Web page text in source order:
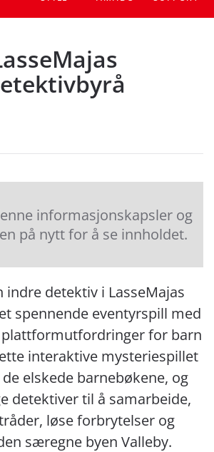
informasjonskapsler og
på nytt for å se innholdet.
indre detektiv i LasseMajas
spennende eventyrspill med
plattformutfordringer for barn
interaktive mysteriespillet
elskede barnebøkene, og
detektiver til å samarbeide,
løse forbrytelser og
særegne byen Valleby.